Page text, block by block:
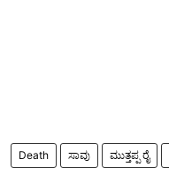
Death ಸಾವು ಮುತ್ತಪ್ಪ ರೈ